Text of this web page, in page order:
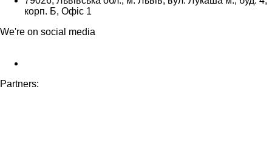
корп. Б, Офіс 1
We're on social media
Partners: